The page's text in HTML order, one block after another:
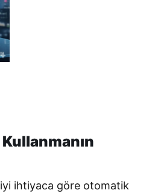
ihtiyaca göre otomatik